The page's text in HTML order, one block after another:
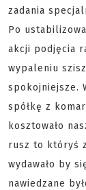
zadania
Po
akcji podjęcia
wypaleniu
spokojniejsze.
spółkę z
kosztowało
rusz to któryś
wydawało by
nawiedzane